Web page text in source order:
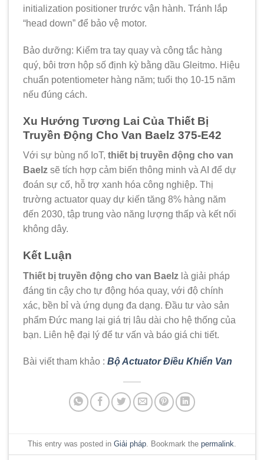
initialization positioner trước vận hành. Tránh lắp
“head down” để bảo vệ motor.
Bảo dưỡng: Kiểm tra tay quay và công tắc hàng
quý, bôi trơn hộp số định kỳ bằng dầu Gleitmo. Hiệu
chuẩn potentiometer hàng năm; tuổi thọ 10-15 năm
nếu đúng cách.
Xu Hướng Tương Lai Của Thiết Bị
Truyền Động Cho Van Baelz 375-E42
Với sự bùng nổ IoT, thiết bị truyền động cho van
Baelz sẽ tích hợp cảm biến thông minh và AI để dự
đoán sự cố, hỗ trợ xanh hóa công nghiệp. Thị
trường actuator quay dự kiến tăng 8% hàng năm
đến 2030, tập trung vào năng lượng thấp và kết nối
không dây.
Kết Luận
Thiết bị truyền động cho van Baelz là giải pháp
đáng tin cậy cho tự động hóa quay, với độ chính
xác, bền bỉ và ứng dụng đa dạng. Đầu tư vào sản
phẩm Đức mang lại giá trị lâu dài cho hệ thống của
bạn. Liên hệ đại lý để tư vấn và báo giá chi tiết.
Bài viết tham khảo : Bộ Actuator Điều Khiển Van
This entry was posted in Giải pháp . Bookmark the permalink